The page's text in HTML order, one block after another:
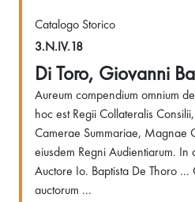
Catalogo Storico
3.N.IV.18
Di Toro, Giovanni
Aureum compendium omnium
hoc est Regii Collateralis
Camerae Summariae, Magnae
eiusdem Regni Audientiarum. In
Auctore Io. Baptista De Thoro ...
auctorum ...